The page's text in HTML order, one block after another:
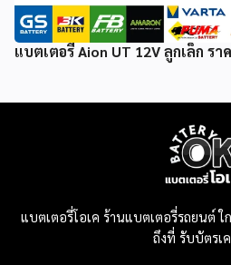
แบตเตอรี่ Aion UT 12V ลูกเล็ก รา
แบตเตอรี่โอเค ร้านแบตเตอรี่รถยนต์
ถึงที่ รับบัตรเ